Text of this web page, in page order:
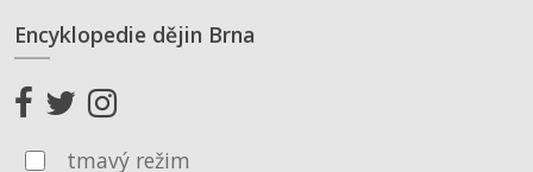
Encyklopedie dějin Brna
tmavý režim